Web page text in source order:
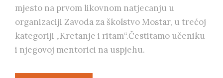
mjesto na prvom likovnom natjecanju u
organizaciji Zavoda za školstvo Mostar, u trećoj
kategoriji „Kretanje i ritam“.Čestitamo učeniku
i njegovoj mentorici na uspjehu.